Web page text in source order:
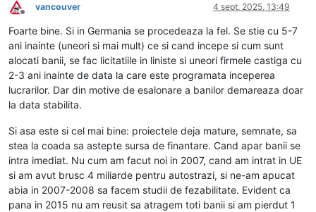
Deconectat
vancouver 4 sept. 2025, 13:49
Foarte bine. Si in Germania se procedeaza la fel. Se stie cu 5-7
ani inainte (uneori si mai mult) ce si cand incepe si cum sunt
alocati banii, se fac licitatiile in liniste si uneori firmele castiga cu
2-3 ani inainte de data la care este programata inceperea
lucrarilor. Dar din motive de esalonare a banilor demareaza doar
la data stabilita.
Si asa este si cel mai bine: proiectele deja mature, semnate, sa
stea la coada sa astepte sursa de finantare. Cand apar banii se
intra imediat. Nu cum am facut noi in 2007, cand am intrat in UE
si am avut brusc 4 miliarde pentru autostrazi, si ne-am apucat
abia in 2007-2008 sa facem studii de fezabilitate. Evident ca
pana in 2015 nu am reusit sa atragem toti banii si am pierdut 1